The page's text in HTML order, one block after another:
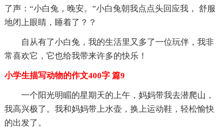
了声：“小白兔，晚安。”小白兔朝我点点头回应我， 舒服
地闭上眼睛，睡着了？？
自从有了小白兔，我的生活里又多了一位玩伴，我非
常喜欢它，它也给我带来许多的快乐！
小学生描写动物的作文400字 篇9
一个阳光明睸的星期天的上午，妈妈带我去潜爬山，
我高兴极了。我和妈妈带上水壶，换上运动鞋，轻松愉快
的出发了。